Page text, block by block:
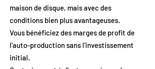
maison de disque, mais avec des
conditions bien plus avantageuses.
Vous bénéficiez des marges de profit de
l'auto-production sans l'investissement
initial.